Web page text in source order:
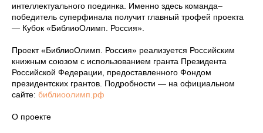
интеллектуального поединка. Именно здесь команда–
победитель суперфинала получит главный трофей проекта
— Кубок «БиблиоОлимп. Россия».
Проект «БиблиоОлимп. Россия» реализуется Российским
книжным союзом с использованием гранта Президента
Российской Федерации, предоставленного Фондом
президентских грантов. Подробности — на официальном
сайте: библиоолимп.рф
О проекте